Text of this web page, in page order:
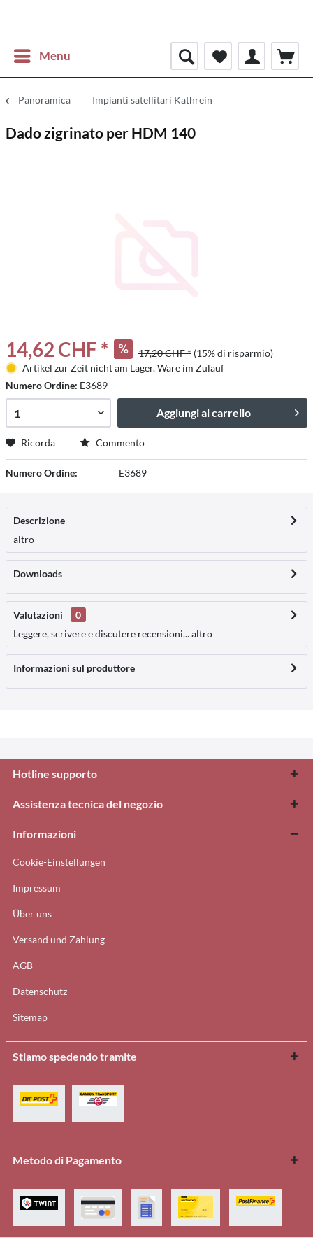
Menu
Panoramica Impianti satellitari Kathrein
Dado zigrinato per HDM 140
14,62 CHF * 17,20 CHF * (15% di risparmio)
Artikel zur Zeit nicht am Lager. Ware im Zulauf
Numero Ordine: E3689
Aggiungi al carrello
Ricorda Commento
Numero Ordine: E3689
Descrizione
altro
Downloads
Valutazioni
0
Leggere, scrivere e discutere recensioni...altro
Informazioni sul produttore
Hotline supporto
Assistenza tecnica del negozio
Informazioni
Cookie-Einstellungen
Impressum
Über uns
Versand und Zahlung
AGB
Datenschutz
Sitemap
Stiamo spedendo tramite
Metodo di Pagamento